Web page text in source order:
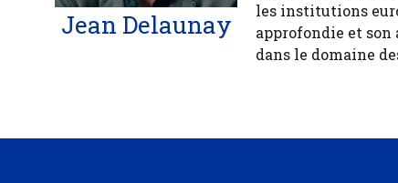
Jean Delaunay
les institutions
approfondie et
dans le domaine